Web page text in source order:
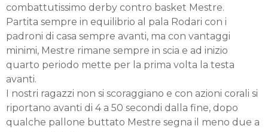
combattutissimo derby contro basket Mestre.
Partita sempre in equilibrio al pala Rodari con i
padroni di casa sempre avanti, ma con vantaggi
minimi, Mestre rimane sempre in scia e ad inizio
quarto periodo mette per la prima volta la testa
avanti.
I nostri ragazzi non si scoraggiano e con azioni corali si
riportano avanti di 4 a 50 secondi dalla fine, dopo
qualche pallone buttato Mestre segna il meno due a